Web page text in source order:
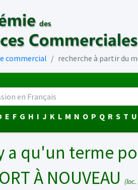
commercial recherche à partir du
E F G H I J K L M N O P Q R S T U
a qu'un terme
À NOUVEAU
(loc.